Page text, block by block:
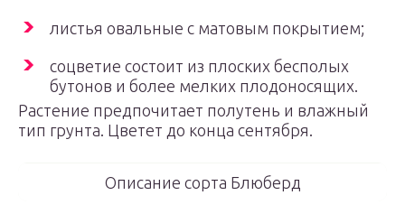
листья овальные с матовым покрытием;
соцветие состоит из плоских бесполых
бутонов и более мелких плодоносящих.
Растение предпочитает полутень и влажный
тип грунта. Цветет до конца сентября.
Описание сорта Блюберд